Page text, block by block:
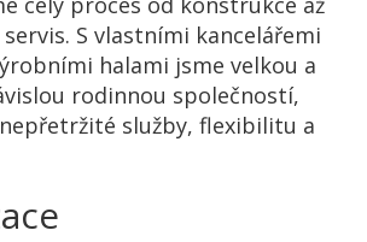
S vlastními kancelářemi
halami jsme velkou a
rodinnou společností,
služby, flexibilitu a